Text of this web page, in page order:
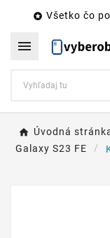
 Všetko čo

Úvodná
Galaxy S23 FE